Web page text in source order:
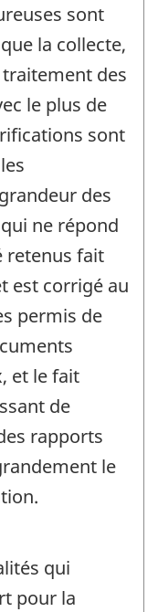
sont
la collecte,
des
le plus de
sont
des
ne répond
retenus fait
est corrigé au
permis de
et le fait
de
rapports
le
qui
pour la